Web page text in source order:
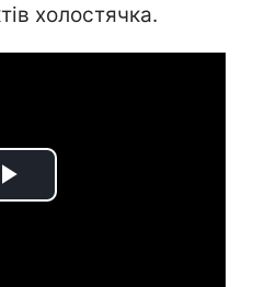
холостячка.
Play